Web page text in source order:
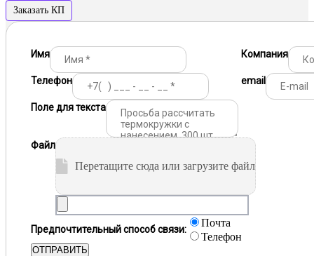
Заказать КП
Имя Компания
Телефон email
Поле для текста
Файл
Перетащите сюда или загрузите файл
Предпочтительный способ связи:
Почта
Телефон
ОТПРАВИТЬ